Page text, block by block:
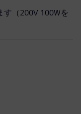
す（200V 100Wを